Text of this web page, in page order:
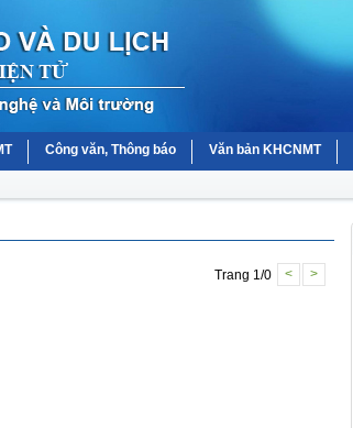
Công văn, Thông báo Văn bản KHCNMT
Trang 1/0 < >